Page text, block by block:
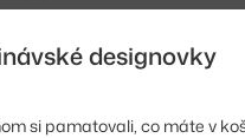
Stoličky Stools
Průměr:
designovky
si pamatovali, co máte v